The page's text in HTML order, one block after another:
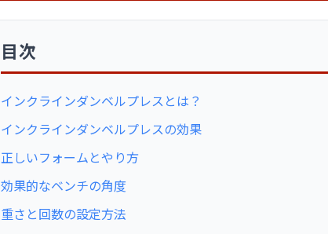
目次
インクラインダンベルプレスとは？
インクラインダンベルプレスの効果
正しいフォームとやり方
効果的なベンチの角度
重さと回数の設定方法